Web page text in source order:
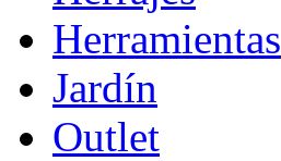
Herramientas
Jardín
Outlet